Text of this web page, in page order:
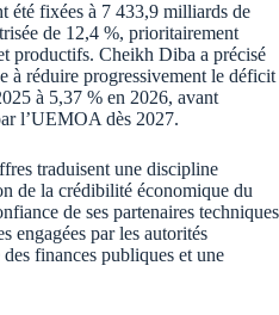
été fixées à 7 433,9 milliards de
de 12,4 %, prioritairement
productifs. Cheikh Diba a précisé
à réduire progressivement le déficit
à 5,37 % en 2026, avant
l’UEMOA dès 2027.
traduisent une discipline
de la crédibilité économique du
de ses partenaires techniques
engagées par les autorités
finances publiques et une